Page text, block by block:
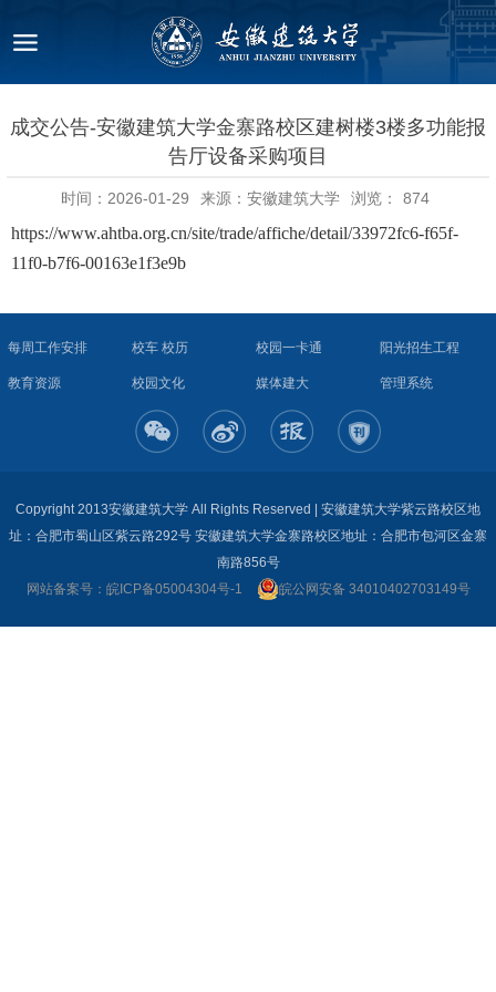
成交公告-安徽建筑大学金寨路校区建树楼3楼多功能报
告厅设备采购项目
时间：2026-01-29 来源：安徽建筑大学 浏览： 874
https://www.ahtba.org.cn/site/trade/affiche/detail/33972fc6-f65f-
11f0-b7f6-00163e1f3e9b
每周工作安排 校车 校历 校园一卡通 阳光招生工程
教育资源 校园文化 媒体建大 管理系统
Copyright 2013安徽建筑大学 All Rights Reserved | 安徽建筑大学紫云路校区地
址：合肥市蜀山区紫云路292号 安徽建筑大学金寨路校区地址：合肥市包河区金寨
南路856号
网站备案号：皖ICP备05004304号-1
皖公网安备 34010402703149号